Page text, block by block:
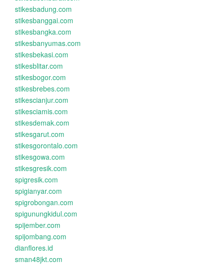
stikesbadung.com
stikesbanggai.com
stikesbangka.com
stikesbanyumas.com
stikesbekasi.com
stikesblitar.com
stikesbogor.com
stikesbrebes.com
stikescianjur.com
stikesciamis.com
stikesdemak.com
stikesgarut.com
stikesgorontalo.com
stikesgowa.com
stikesgresik.com
spigresik.com
spigianyar.com
spigrobongan.com
spigunungkidul.com
spijember.com
spijombang.com
dianflores.id
sman48jkt.com